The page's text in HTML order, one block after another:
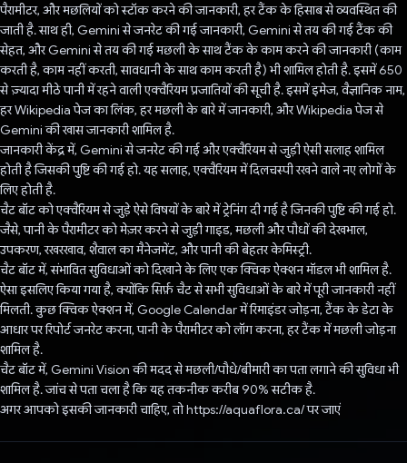
पैरामीटर, और मछलियों को स्टॉक करने की जानकारी, हर टैंक के हिसाब से व्यवस्थित की
जाती है. साथ ही, Gemini से जनरेट की गई जानकारी, Gemini से तय की गई टैंक की
सेहत, और Gemini से तय की गई मछली के साथ टैंक के काम करने की जानकारी (काम
करती है, काम नहीं करती, सावधानी के साथ काम करती है) भी शामिल होती है. इसमें 650
से ज़्यादा मीठे पानी में रहने वाली एक्वैरियम प्रजातियों की सूची है. इसमें इमेज, वैज्ञानिक नाम,
हर Wikipedia पेज का लिंक, हर मछली के बारे में जानकारी, और Wikipedia पेज से
Gemini की खास जानकारी शामिल है.
जानकारी केंद्र में, Gemini से जनरेट की गई और एक्वैरियम से जुड़ी ऐसी सलाह शामिल
होती है जिसकी पुष्टि की गई हो. यह सलाह, एक्वैरियम में दिलचस्पी रखने वाले नए लोगों के
लिए होती है.
चैट बॉट को एक्वैरियम से जुड़े ऐसे विषयों के बारे में ट्रेनिंग दी गई है जिनकी पुष्टि की गई हो.
जैसे, पानी के पैरामीटर को मेज़र करने से जुड़ी गाइड, मछली और पौधों की देखभाल,
उपकरण, रखरखाव, शैवाल का मैनेजमेंट, और पानी की बेहतर केमिस्ट्री.
चैट बॉट में, संभावित सुविधाओं को दिखाने के लिए एक क्विक ऐक्शन मॉडल भी शामिल है.
ऐसा इसलिए किया गया है, क्योंकि सिर्फ़ चैट से सभी सुविधाओं के बारे में पूरी जानकारी नहीं
मिलती. कुछ क्विक ऐक्शन में, Google Calendar में रिमाइंडर जोड़ना, टैंक के डेटा के
आधार पर रिपोर्ट जनरेट करना, पानी के पैरामीटर को लॉग करना, हर टैंक में मछली जोड़ना
शामिल है.
चैट बॉट में, Gemini Vision की मदद से मछली/पौधे/बीमारी का पता लगाने की सुविधा भी
शामिल है. जांच से पता चला है कि यह तकनीक करीब 90% सटीक है.
अगर आपको इसकी जानकारी चाहिए, तो https://aquaflora.ca/ पर जाएं